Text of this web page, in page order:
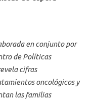
en conjunto por
de Políticas
cifras
oncológicos y
las familias